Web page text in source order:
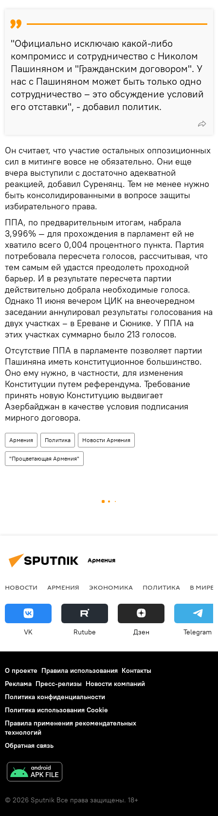
"Официально исключаю какой-либо
компромисс и сотрудничество с Николом
Пашиняном и "Гражданским договором". У
нас с Пашиняном может быть только одно
сотрудничество – это обсуждение условий
его отставки", - добавил политик.
Он считает, что участие остальных оппозиционных
сил в митинге вовсе не обязательно. Они еще
вчера выступили с достаточно адекватной
реакцией, добавил Суренянц. Тем не менее нужно
быть консолидированными в вопросе защиты
избирательного права.
ППА, по предварительным итогам, набрала
3,996% — для прохождения в парламент ей не
хватило всего 0,004 процентного пункта. Партия
потребовала пересчета голосов, рассчитывая, что
тем самым ей удастся преодолеть проходной
барьер. И в результате пересчета партии
действительно добрала необходимые голоса.
Однако 11 июня вечером ЦИК на внеочередном
заседании аннулировал результаты голосования на
двух участках – в Ереване и Сюнике. У ППА на
этих участках суммарно было 213 голосов.
Отсутствие ППА в парламенте позволяет партии
Пашиняна иметь конституционное большинство.
Оно ему нужно, в частности, для изменения
Конституции путем референдума. Требование
принять новую Конституцию выдвигает
Азербайджан в качестве условия подписания
мирного договора.
Армения Политика Новости Армения
"Процветающая Армения"
Армения
НОВОСТИ АРМЕНИЯ ЭКОНОМИКА ПОЛИТИКА В МИРЕ
VK Rutube Дзен Telegram
О проекте Правила использования Контакты
Реклама Пресс-релизы Новости компаний
Политика конфиденциальности
Политика использования Cookie
Правила применения рекомендательных
технологий
Обратная связь
© 2026 Sputnik Все права защищены. 18+